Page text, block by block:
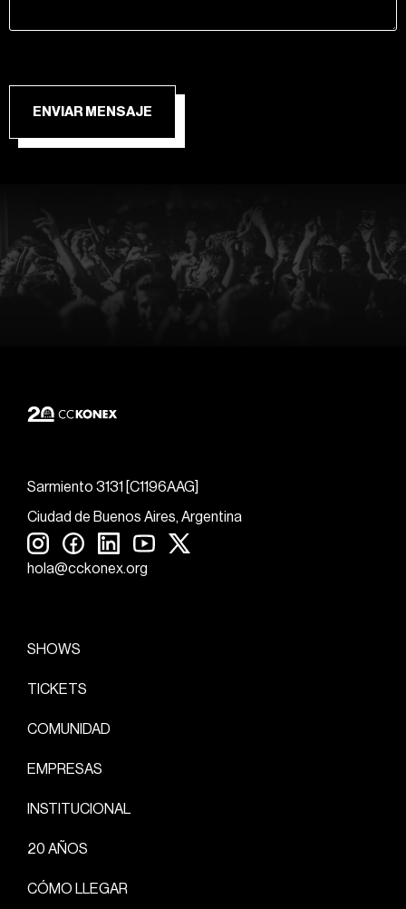
ENVIAR MENSAJE
Sarmiento 3131 [C1196AAG]
Ciudad de Buenos Aires, Argentina
hola@cckonex.org
SHOWS
TICKETS
COMUNIDAD
EMPRESAS
INSTITUCIONAL
20 AÑOS
CÓMO LLEGAR